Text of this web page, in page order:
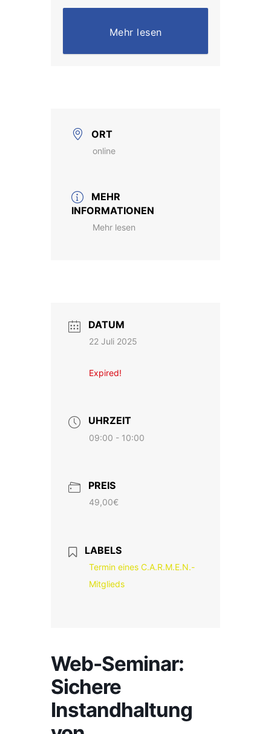
Mehr lesen
ORT
online
MEHR
INFORMATIONEN
Mehr lesen
DATUM
22 Juli 2025
Expired!
UHRZEIT
09:00 - 10:00
PREIS
49,00€
LABELS
Termin eines C.A.R.M.E.N.-
Mitglieds
Web-Seminar:
Sichere
Instandhaltung